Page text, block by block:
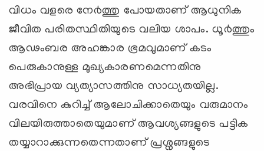
വിധം വളരെ നേ൪ത്തു പോയതാണ് ആധുനിക
ജീവിത പരിതസ്ഥിതിയുടെ വലിയ ശാപം. ധൂ൪ത്തും
ആഢംബര അഹങ്കാര ഭ്രമവുമാണ് കടം
പെരുകാനുള്ള മുഖ്യകാരണമെന്നതിനു
അഭിപ്രായ വ്യത്യാസത്തിനു സാധ്യതയില്ല.
വരവിനെ കുറിച്ച് ആലോചിക്കാതെയും വരുമാനം
വിലയിരുത്താതെയുമാണ് ആവശ്യങ്ങളുടെ പട്ടിക
തയ്യാറാക്കുന്നതെന്നതാണ് പ്രശ്നങ്ങളുടെ